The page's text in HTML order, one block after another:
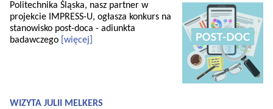
Politechnika Śląska, nasz partner w
projekcie IMPRESS-U, ogłasza konkurs na
stanowisko post-doca - adiunkta
badawczego [więcej]
WIZYTA JULII MELKERS